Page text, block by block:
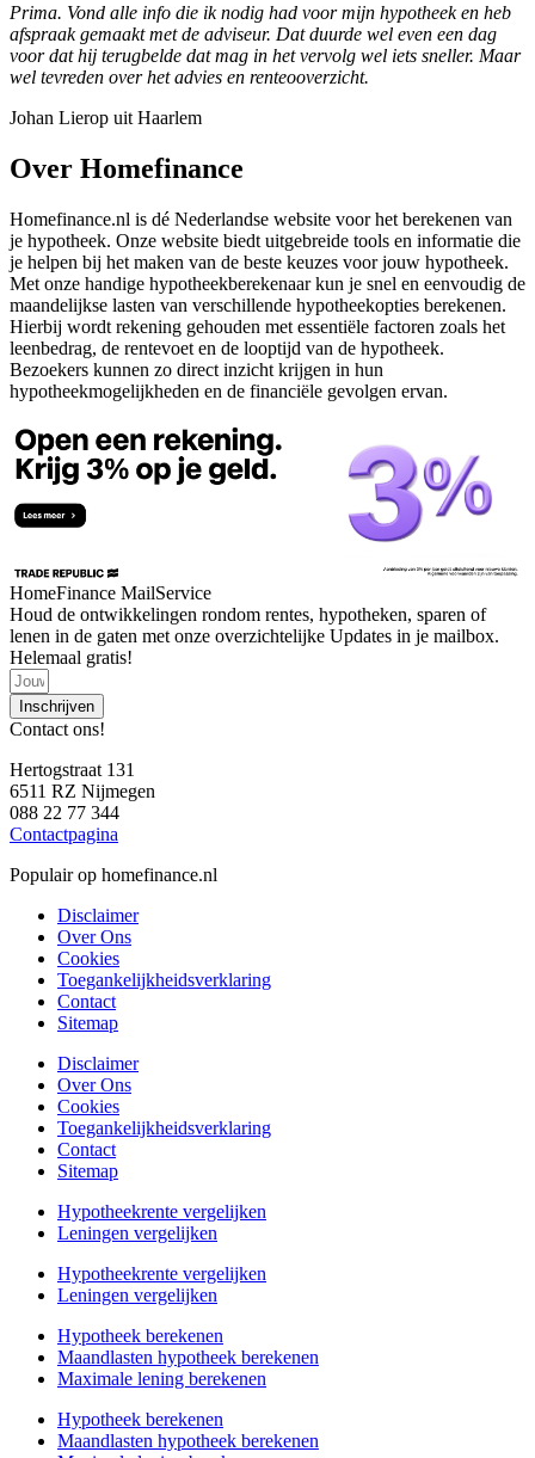
Prima. Vond alle info die ik nodig had voor mijn hypotheek en heb
afspraak gemaakt met de adviseur. Dat duurde wel even een dag
voor dat hij terugbelde dat mag in het vervolg wel iets sneller. Maar
wel tevreden over het advies en renteooverzicht.
Johan Lierop uit Haarlem
Over Homefinance
Homefinance.nl is dé Nederlandse website voor het berekenen van
je hypotheek. Onze website biedt uitgebreide tools en informatie die
je helpen bij het maken van de beste keuzes voor jouw hypotheek.
Met onze handige hypotheekberekenaar kun je snel en eenvoudig de
maandelijkse lasten van verschillende hypotheekopties berekenen.
Hierbij wordt rekening gehouden met essentiële factoren zoals het
leenbedrag, de rentevoet en de looptijd van de hypotheek.
Bezoekers kunnen zo direct inzicht krijgen in hun
hypotheekmogelijkheden en de financiële gevolgen ervan.
HomeFinance MailService
Houd de ontwikkelingen rondom rentes, hypotheken, sparen of
lenen in de gaten met onze overzichtelijke Updates in je mailbox.
Helemaal gratis!
Inschrijven
Contact ons!
Hertogstraat 131
6511 RZ Nijmegen
088 22 77 344
Contactpagina
Populair op homefinance.nl
Disclaimer
Over Ons
Cookies
Toegankelijkheidsverklaring
Contact
Sitemap
Disclaimer
Over Ons
Cookies
Toegankelijkheidsverklaring
Contact
Sitemap
Hypotheekrente vergelijken
Leningen vergelijken
Hypotheekrente vergelijken
Leningen vergelijken
Hypotheek berekenen
Maandlasten hypotheek berekenen
Maximale lening berekenen
Hypotheek berekenen
Maandlasten hypotheek berekenen